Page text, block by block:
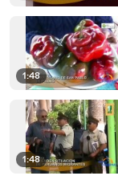
1:48
1:48